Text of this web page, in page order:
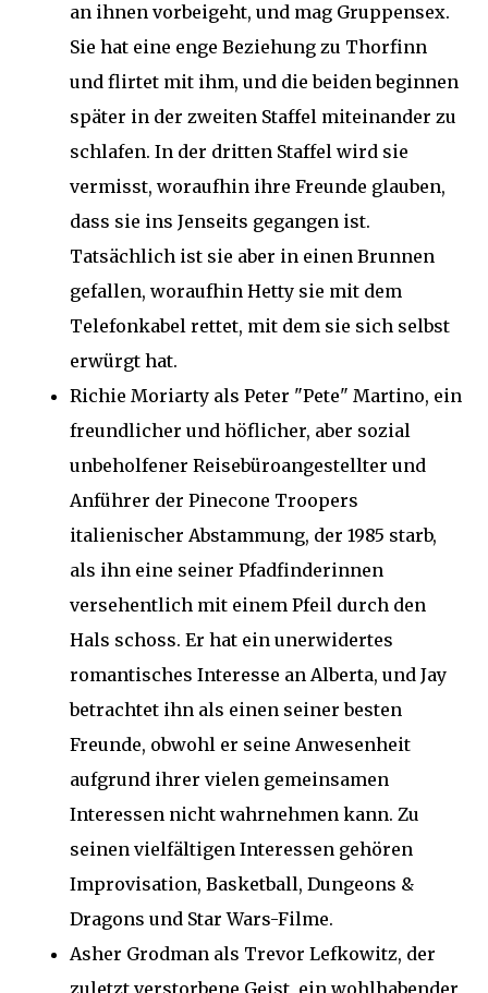
an ihnen vorbeigeht, und mag Gruppensex.
Sie hat eine enge Beziehung zu Thorfinn
und flirtet mit ihm, und die beiden beginnen
später in der zweiten Staffel miteinander zu
schlafen. In der dritten Staffel wird sie
vermisst, woraufhin ihre Freunde glauben,
dass sie ins Jenseits gegangen ist.
Tatsächlich ist sie aber in einen Brunnen
gefallen, woraufhin Hetty sie mit dem
Telefonkabel rettet, mit dem sie sich selbst
erwürgt hat.
Richie Moriarty als Peter "Pete" Martino, ein
freundlicher und höflicher, aber sozial
unbeholfener Reisebüroangestellter und
Anführer der Pinecone Troopers
italienischer Abstammung, der 1985 starb,
als ihn eine seiner Pfadfinderinnen
versehentlich mit einem Pfeil durch den
Hals schoss. Er hat ein unerwidertes
romantisches Interesse an Alberta, und Jay
betrachtet ihn als einen seiner besten
Freunde, obwohl er seine Anwesenheit
aufgrund ihrer vielen gemeinsamen
Interessen nicht wahrnehmen kann. Zu
seinen vielfältigen Interessen gehören
Improvisation, Basketball, Dungeons &
Dragons und Star Wars-Filme.
Asher Grodman als Trevor Lefkowitz, der
zuletzt verstorbene Geist, ein wohlhabender,